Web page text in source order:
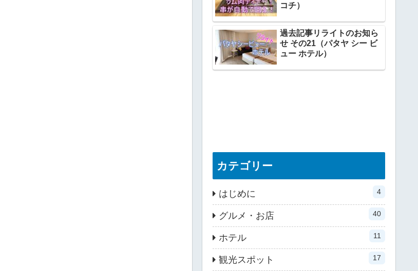
コチ）
過去記事リライトのお知ら
せ その21（パタヤ シー ビ
ュー ホテル）
カテゴリー
はじめに 4
グルメ・お店 40
ホテル 11
観光スポット 17